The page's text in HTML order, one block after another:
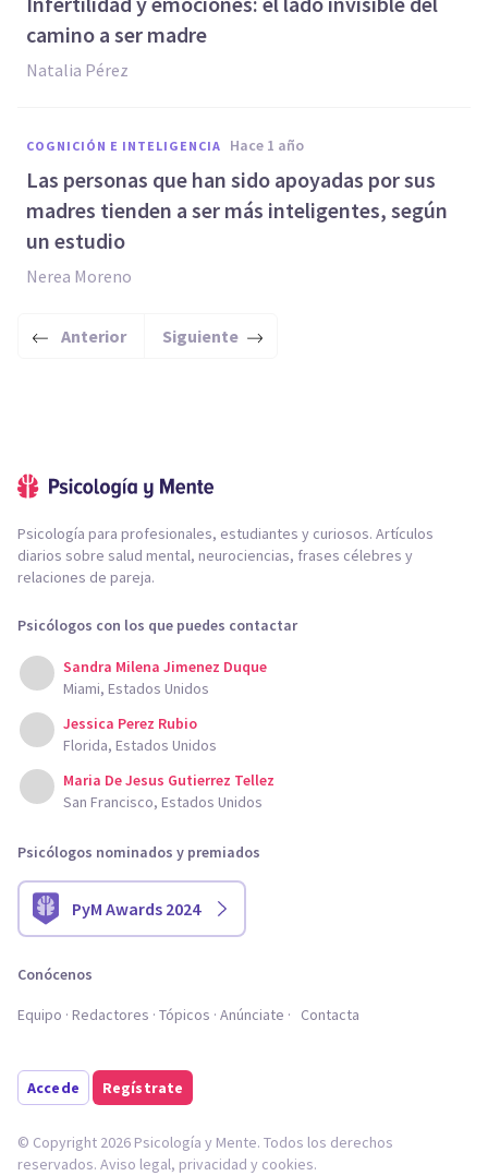
camino a ser madre
Natalia Pérez
COGNICIÓN E INTELIGENCIA hace 1 año
Las personas que han sido apoyadas por sus
madres tienden a ser más inteligentes, según
un estudio
Nerea Moreno
Anterior Siguiente
Psicología para profesionales, estudiantes y curiosos. Artículos
diarios sobre salud mental, neurociencias, frases célebres y
relaciones de pareja.
Psicólogos con los que puedes contactar
Sandra Milena Jimenez Duque
Miami, Estados Unidos
Jessica Perez Rubio
Florida, Estados Unidos
Maria De Jesus Gutierrez Tellez
San Francisco, Estados Unidos
Psicólogos nominados y premiados
PyM Awards 2024
Conócenos
Equipo Redactores Tópicos Anúnciate Contacta
Accede Regístrate
© Copyright 2026 Psicología y Mente. Todos los derechos
reservados. Aviso legal, privacidad y cookies.